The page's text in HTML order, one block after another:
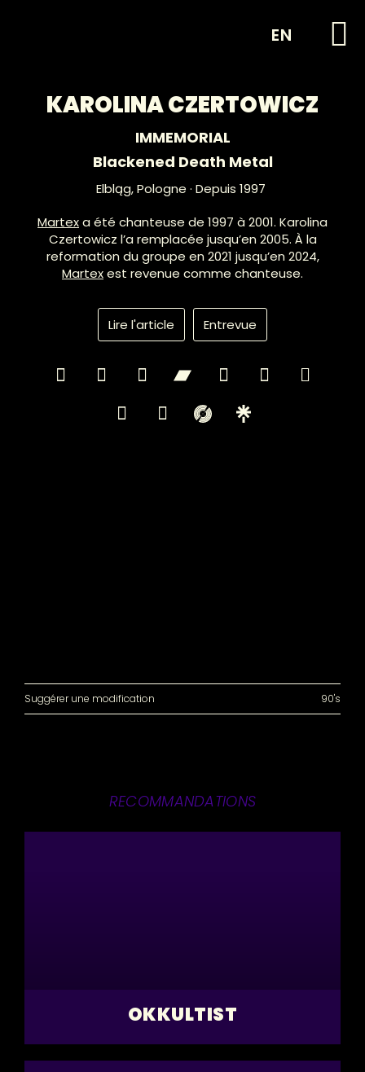
EN
KAROLINA CZERTOWICZ
IMMEMORIAL
Blackened Death Metal
Elbląg,Pologne · Depuis 1997
Martexa été chanteuse de 1997 à 2001. Karolina
Czertowicz l’a remplacée jusqu’en 2005. À la
reformation du groupe en 2021 jusqu’en 2024,
Martexest revenue comme chanteuse.
Lire l'article Entrevue
Suggérer une modification 90's
RECOMMANDATIONS
OKKULTIST